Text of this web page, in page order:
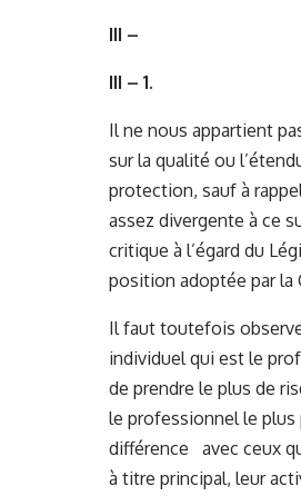
III –
III – 1.
Il ne nous appartient
sur la qualité ou
protection, sauf à
assez divergente à ce
critique à l’égard du
position adoptée par la
Il faut toutefois
individuel qui est le
de prendre le plus de
le professionnel le plus
différence avec ceux
à titre principal, leur